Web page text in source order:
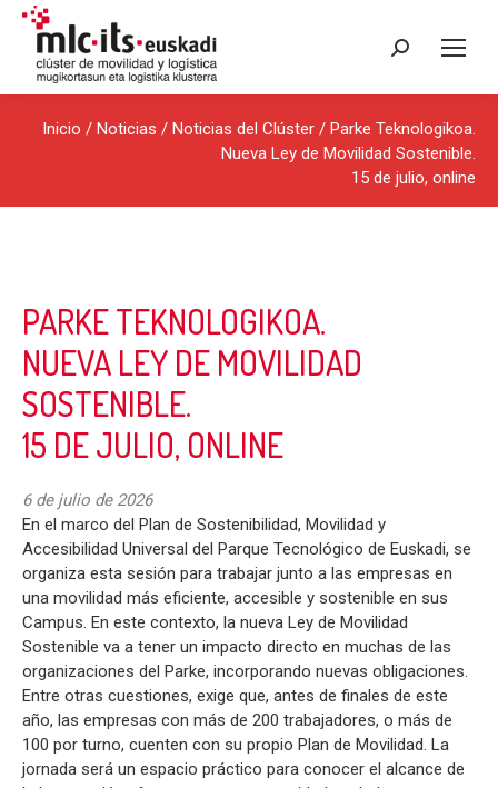
Buscar:
Inicio / Noticias / Noticias del Clúster / Parke Teknologikoa.
Nueva Ley de Movilidad Sostenible.
15 de julio, online
PARKE TEKNOLOGIKOA.
NUEVA LEY DE MOVILIDAD
SOSTENIBLE.
15 DE JULIO, ONLINE
6 de julio de 2026
En el marco del Plan de Sostenibilidad, Movilidad y
Accesibilidad Universal del Parque Tecnológico de Euskadi, se
organiza esta sesión para trabajar junto a las empresas en
una movilidad más eficiente, accesible y sostenible en sus
Campus. En este contexto, la nueva Ley de Movilidad
Sostenible va a tener un impacto directo en muchas de las
organizaciones del Parke, incorporando nuevas obligaciones.
Entre otras cuestiones, exige que, antes de finales de este
año, las empresas con más de 200 trabajadores, o más de
100 por turno, cuenten con su propio Plan de Movilidad. La
jornada será un espacio práctico para conocer el alcance de